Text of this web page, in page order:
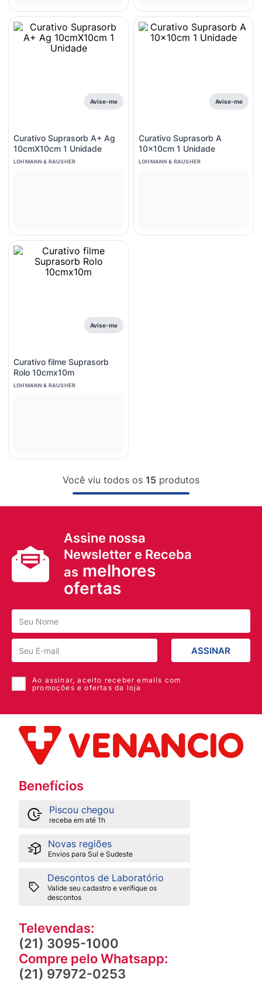
Avise-me
Curativo Suprasorb A+ Ag
10cmX10cm 1 Unidade
LOHMANN & RAUSHER
Avise-me
Curativo Suprasorb A
10x10cm 1 Unidade
LOHMANN & RAUSHER
Avise-me
Curativo filme Suprasorb
Rolo 10cmx10m
LOHMANN & RAUSHER
Você viu todos os 15 produtos
Assine nossa
Newsletter e Receba
as melhores
ofertas
ASSINAR
Ao assinar, aceito receber emails com
promoções e ofertas da loja
Benefícios
Piscou chegou
receba em até 1h
Novas regiões
Envios para Sul e Sudeste
Descontos de Laboratório
Valide seu cadastro e verifique os
descontos
Televendas:
(21) 3095-1000
Compre pelo Whatsapp:
(21) 97972-0253